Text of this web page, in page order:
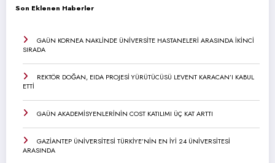
Son Eklenen Haberler
GAÜN KORNEA NAKLİNDE ÜNİVERSİTE HASTANELERİ ARASINDA İKİNCİ
SIRADA
REKTÖR DOĞAN, EIDA PROJESİ YÜRÜTÜCÜSÜ LEVENT KARACAN’I KABUL
ETTİ
GAÜN AKADEMİSYENLERİNİN COST KATILIMI ÜÇ KAT ARTTI
GAZİANTEP ÜNİVERSİTESİ TÜRKİYE’NİN EN İYİ 24 ÜNİVERSİTESİ
ARASINDA